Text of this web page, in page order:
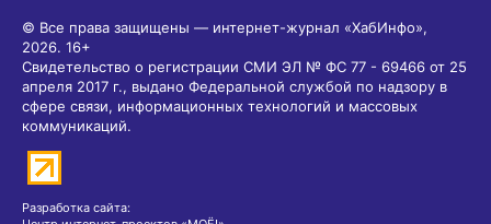
© Все права защищены — интернет-журнал «ХабИнфо»,
2026. 16+
Свидетельство о регистрации СМИ ЭЛ № ФС 77 - 69466 от 25
апреля 2017 г., выдано Федеральной службой по надзору в
сфере связи, информационных технологий и массовых
коммуникаций.
Разработка сайта: